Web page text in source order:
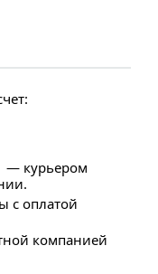
— курьером
с оплатой
компанией